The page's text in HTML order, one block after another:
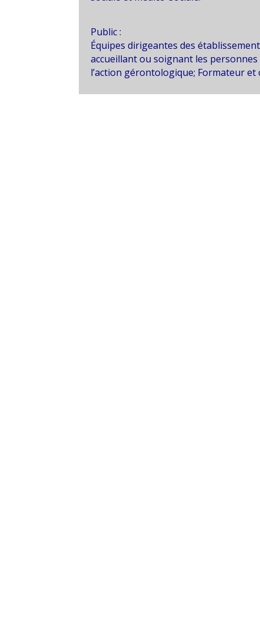
Public :
Équipes dirigeantes des
accueillant ou soignant les
l’action gérontologique; Formateur